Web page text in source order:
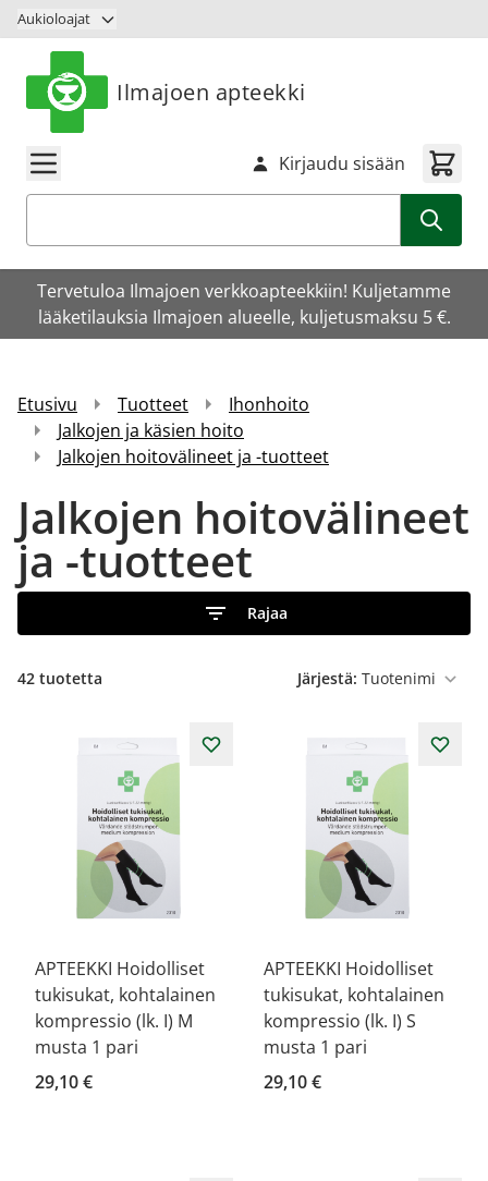
Siirry sisältöön
Aukioloajat
Ilmajoen apteekki
Kirjaudu sisään
Tervetuloa Ilmajoen verkkoapteekkiin! Kuljetamme
lääketilauksia Ilmajoen alueelle, kuljetusmaksu 5 €.
Etusivu Tuotteet
Ihonhoito
Jalkojen ja käsien hoito
Jalkojen hoitovälineet ja -tuotteet
Jalkojen hoitovälineet
ja -tuotteet
Rajaa
42 tuotetta Järjestä:
APTEEKKI Hoidolliset
tukisukat, kohtalainen
kompressio (lk. I) M
musta 1 pari
29,10 €
APTEEKKI Hoidolliset
tukisukat, kohtalainen
kompressio (lk. I) S
musta 1 pari
29,10 €